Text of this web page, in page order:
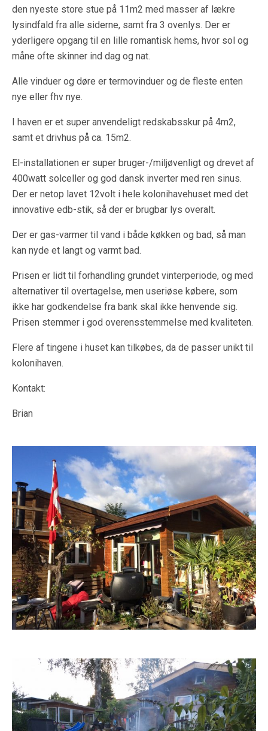
den nyeste store stue på 11m2 med masser af lækre
lysindfald fra alle siderne, samt fra 3 ovenlys. Der er
yderligere opgang til en lille romantisk hems, hvor sol og
måne ofte skinner ind dag og nat.
Alle vinduer og døre er termovinduer og de fleste enten
nye eller fhv nye.
I haven er et super anvendeligt redskabsskur på 4m2,
samt et drivhus på ca. 15m2.
El-installationen er super bruger-/miljøvenligt og drevet af
400watt solceller og god dansk inverter med ren sinus.
Der er netop lavet 12volt i hele kolonihavehuset med det
innovative edb-stik, så der er brugbar lys overalt.
Der er gas-varmer til vand i både køkken og bad, så man
kan nyde et langt og varmt bad.
Prisen er lidt til forhandling grundet vinterperiode, og med
alternativer til overtagelse, men useriøse købere, som
ikke har godkendelse fra bank skal ikke henvende sig.
Prisen stemmer i god overensstemmelse med kvaliteten.
Flere af tingene i huset kan tilkøbes, da de passer unikt til
kolonihaven.
Kontakt:
Brian